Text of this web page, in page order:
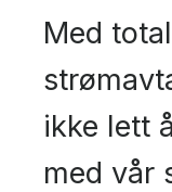
Med
ikke lett
med vår